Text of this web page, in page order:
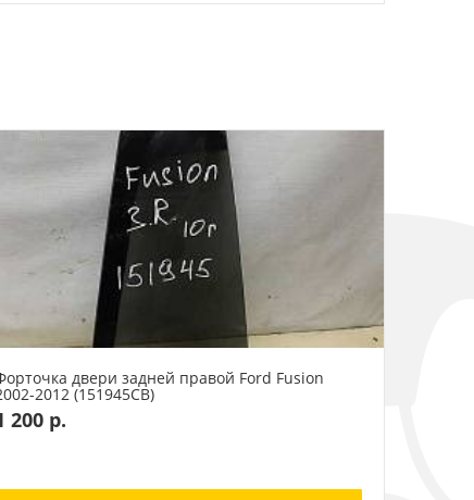
двери задней правой Ford Fusion
2012 (151945СВ)
200 р.